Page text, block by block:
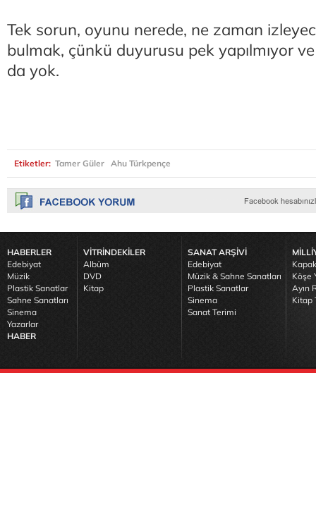
Tek sorun, oyunu nerede, ne zaman
bulmak, çünkü duyurusu pek yapılmıyor
da yok.
Etiketler: Tamer Güler Ahu Türkpençe
HABERLER
Edebiyat
Müzik
Plastik Sanatlar
Sahne Sanatları
Sinema
Yazarlar
HABER
VİTRİNDEKİLER
Albüm
DVD
Kitap
SANAT ARŞİVİ
Edebiyat
Müzik & Sahne Sanatları
Plastik Sanatlar
Sinema
Sanat Terimi
Köşe
Ayın
Kitap